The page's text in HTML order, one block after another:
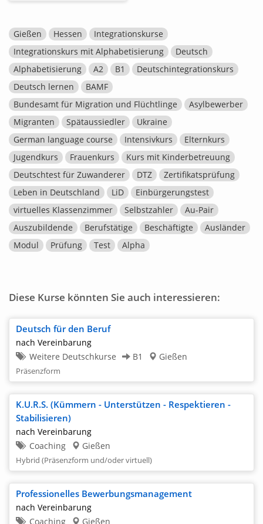
Gießen Hessen
Integrationskurse
Integrationskurs mit Alphabetisierung
Deutsch
Alphabetisierung
A2 B1
Deutschintegrationskurs
Deutsch lernen
BAMF
Bundesamt für Migration und Flüchtlinge
Asylbewerber
Migranten
Spätaussiedler
Ukraine
German language course
Intensivkurs
Elternkurs
Jugendkurs
Frauenkurs
Kurs mit Kinderbetreuung
Deutschtest für Zuwanderer
DTZ
Zertifikatsprüfung
Leben in Deutschland
LiD
Einbürgerungstest
virtuelles Klassenzimmer
Selbstzahler
Au-Pair
Auszubildende
Berufstätige Beschäftigte
Ausländer
Modul
Prüfung Test Alpha
Diese Kurse könnten Sie auch interessieren:
Deutsch für den Beruf
nach Vereinbarung
Weitere Deutschkurse
B1 Gießen
Präsenzform
K.U.R.S. (Kümmern - Unterstützen - Respektieren -
Stabilisieren)
nach Vereinbarung
Coaching
Gießen
Hybrid (Präsenzform und/oder virtuell)
Professionelles Bewerbungsmanagement
nach Vereinbarung
Coaching
Gießen